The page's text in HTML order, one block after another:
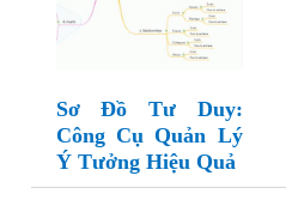
Sơ Đồ Tư Duy:
Công Cụ Quản Lý
Ý Tưởng Hiệu Quả